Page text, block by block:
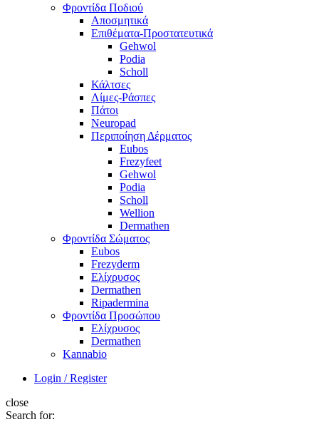
Φροντίδα Ποδιού
Αποσμητικά
Επιθέματα-Προστατευτικά
Gehwol
Podia
Scholl
Κάλτσες
Λίμες-Ράσπες
Πάτοι
Neuropad
Περιποίηση Δέρματος
Eubos
Frezyfeet
Gehwol
Podia
Scholl
Wellion
Dermathen
Φροντίδα Σώματος
Eubos
Frezyderm
Ελίχρυσος
Dermathen
Ripadermina
Φροντίδα Προσώπου
Ελίχρυσος
Dermathen
Kannabio
Login / Register
close
Search for: